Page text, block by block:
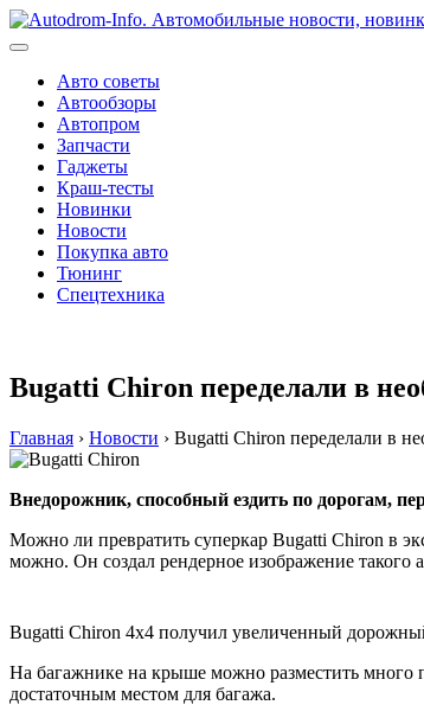
Перейти
к
Авто советы
Автообзоры
Автопром
Запчасти
Гаджеты
Краш-тесты
Новинки
Новости
Покупка авто
Тюнинг
Спецтехника
Bugatti Chiron переделали в
Главная › Новости › Bugatti Chiron переделали в
Внедорожник, способный ездить по дорогам,
Можно ли превратить суперкар Bugatti Chiron в
можно. Он создал рендерное изображение такого
Bugatti Chiron 4х4 получил увеличенный
На багажнике на крыше можно разместить много
достаточным местом для багажа.